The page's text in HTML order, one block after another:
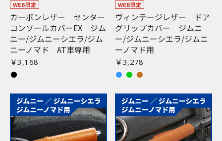
WEB限定
カーボンレザー センター
コンソールカバーEX ジム
ニー/ジムニーシエラ/ジム
ニーノマド AT車専用
￥3,168
WEB限定
ヴィンテージレザー ドア
グリップカバー ジムニ
ー/ジムニーシエラ/ジムニ
ーノマド用
￥3,278